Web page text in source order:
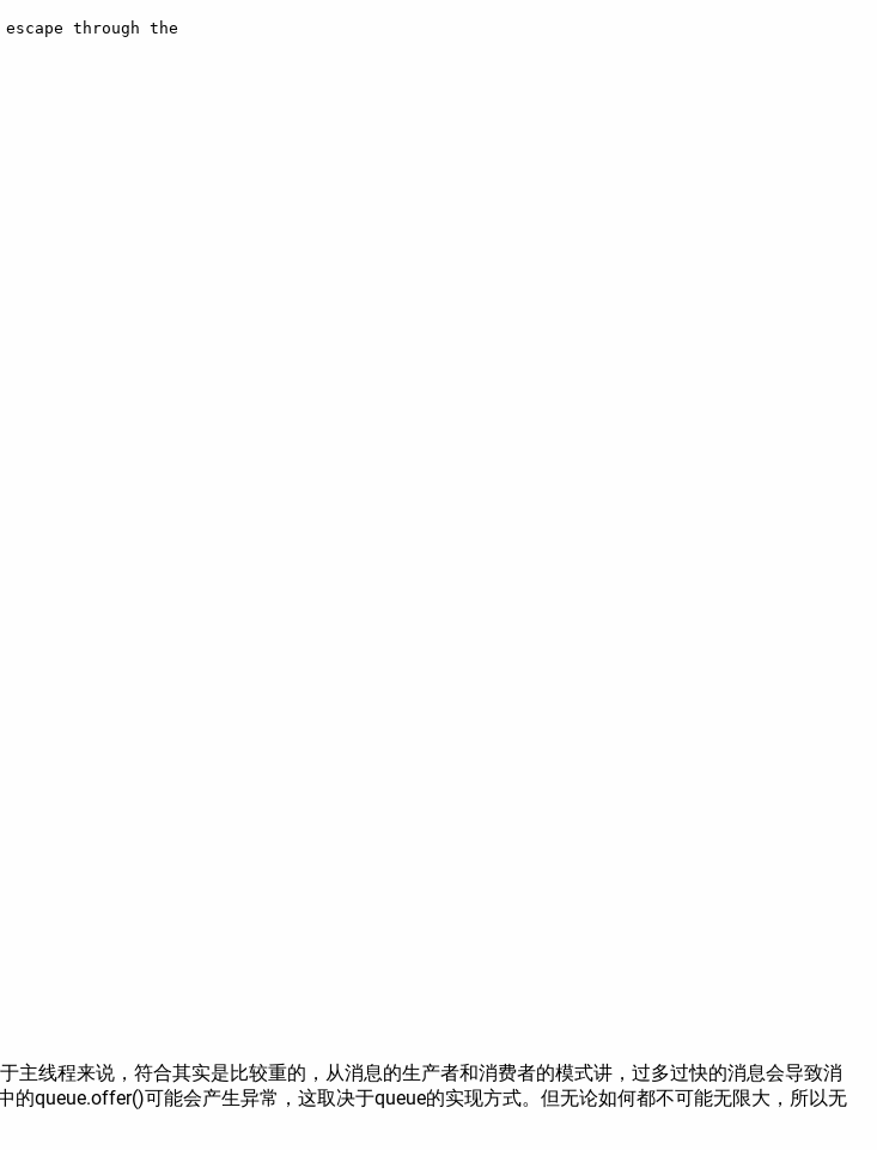
through the
线程来说，符合其实是比较重的，从消息的生产者和消费者的模式讲，过多过快的消息会导致消
queue.offer()可能会产生异常，这取决于queue的实现方式。但无论如何都不可能无限大，所以无